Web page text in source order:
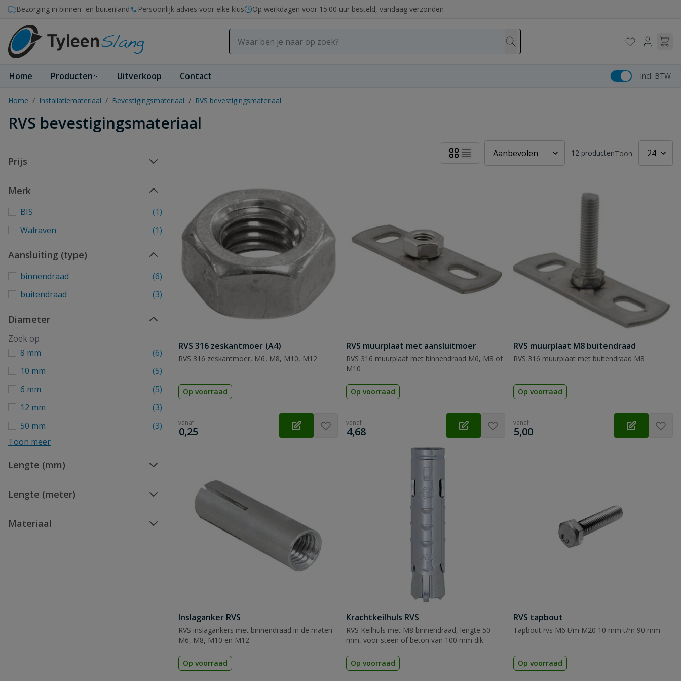
Ga naar de inhoud
Bezorging in binnen- en buitenland Persoonlijk advies voor elke klus Op werkdagen voor 15:00 uur besteld, vandaag verzonden
Home Producten Uitverkoop Contact incl. BTW
Home / Installatiemateriaal / Bevestigingsmateriaal / RVS bevestigingsmateriaal
RVS bevestigingsmateriaal
Prijs
Merk
BIS
(1)
Walraven
(1)
Aansluiting (type)
binnendraad
(6)
buitendraad
(3)
Diameter
8 mm
(6)
10 mm
(5)
6 mm
(5)
12 mm
(3)
50 mm
(3)
Toon meer
Lengte (mm)
Lengte (meter)
Materiaal
12 productenToon
RVS 316 zeskantmoer (A4)
RVS 316 zeskantmoer, M6, M8, M10, M12
Op voorraad
vanaf
€
0,25
RVS muurplaat met aansluitmoer
RVS 316 muurplaat met binnendraad M6, M8 of
M10
Op voorraad
vanaf
€
4,68
RVS muurplaat M8 buitendraad
RVS 316 muurplaat met buitendraad M8
Op voorraad
vanaf
€
5,00
Inslaganker RVS
RVS inslagankers met binnendraad in de maten
M6, M8, M10 en M12
Op voorraad
Krachtkeilhuls RVS
RVS Keilhuls met M8 binnendraad, lengte 50
mm, voor steen of beton van 100 mm dik
Op voorraad
RVS tapbout
Tapbout rvs M6 t/m M20 10 mm t/m 90 mm
Op voorraad